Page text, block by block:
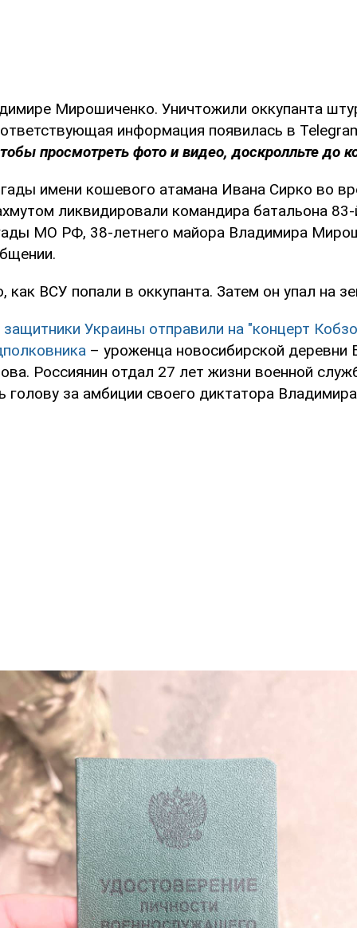
Мирошиченко. Уничтожили оккупанта
информация появилась в
просмотреть фото и видео, доскролльте до
имени кошевого атамана Ивана Сирко во
ликвидировали командира батальона
МО РФ, 38-летнего майора Владимира
как ВСУ попали в оккупанта. Затем он упал на
защитники Украины отправили на "концерт
– уроженца новосибирской деревни
Россиянин отдал 27 лет жизни военной
голову за амбиции своего диктатора